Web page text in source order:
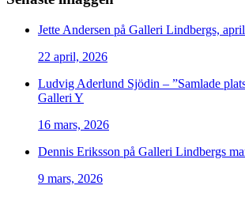
Jette Andersen på Galleri Lindbergs,
22 april, 2026
Ludvig Aderlund Sjödin – ”Samlade
Galleri Y
16 mars, 2026
Dennis Eriksson på Galleri Lindbergs
9 mars, 2026